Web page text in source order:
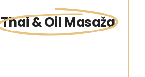
Thai & Oil Masaža